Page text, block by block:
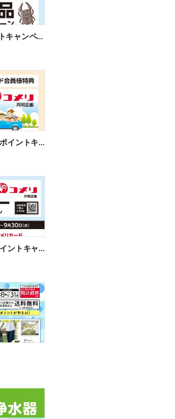
マルカン 昆虫用品ポイントキャンペーン
ブリヂストン 夏のタイヤ ポイントキャンペーン
ハイアール フリーザー ポイントキャンペーン